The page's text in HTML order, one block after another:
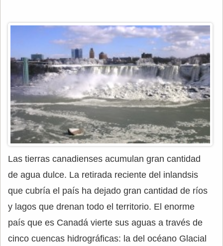
Las tierras canadienses acumulan gran cantidad
de agua dulce. La retirada reciente del inlandsis
que cubría el país ha dejado gran cantidad de ríos
y lagos que drenan todo el territorio. El enorme
país que es Canadá vierte sus aguas a través de
cinco cuencas hidrográficas: la del océano Glacial